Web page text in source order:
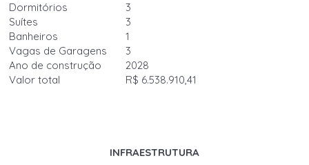
Dormitórios
3
Suítes
3
Banheiros
1
Vagas de Garagens
3
Ano de construção
2028
Valor total
R$ 6.538.910,41
INFRAESTRUTURA